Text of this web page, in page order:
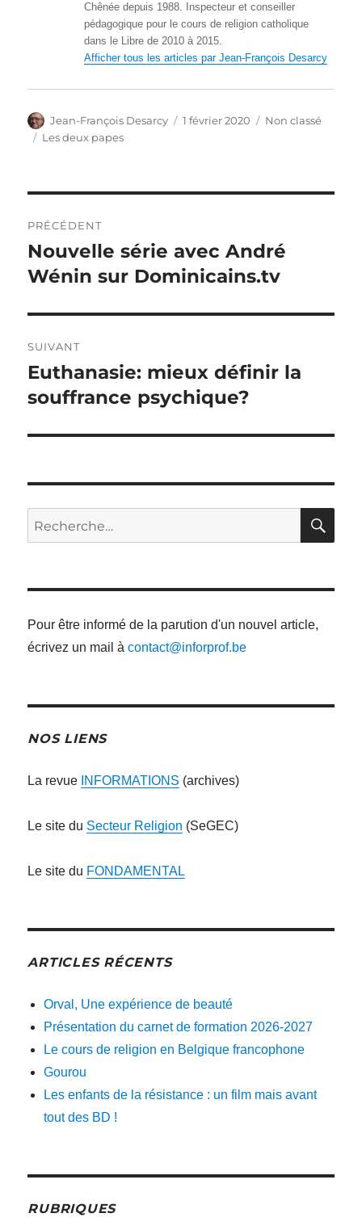
Chênée depuis 1988. Inspecteur et conseiller
pédagogique pour le cours de religion catholique
dans le Libre de 2010 à 2015.
Afficher tous les articles par Jean-François Desarcy
Auteur
Jean-François Desarcy
Publié
1 février 2020 Catégories
Non classé
Étiquettes
Les deux papes
de
l’article
PRÉCÉDENT
Article
précédent :
Nouvelle série avec André
Wénin sur Dominicains.tv
SUIVANT
Article
suivant :
Euthanasie: mieux définir la
souffrance psychique?
Recherche
pour
Pour être informé de la parution d'un nouvel article,
écrivez un mail àcontact@inforprof.be
NOS LIENS
La revue INFORMATIONS (archives)
Le site du Secteur Religion (SeGEC)
Le site du FONDAMENTAL
ARTICLES RÉCENTS
Orval, Une expérience de beauté
Présentation du carnet de formation 2026-2027
Le cours de religion en Belgique francophone
Gourou
Les enfants de la résistance : un film mais avant
tout des BD !
RUBRIQUES